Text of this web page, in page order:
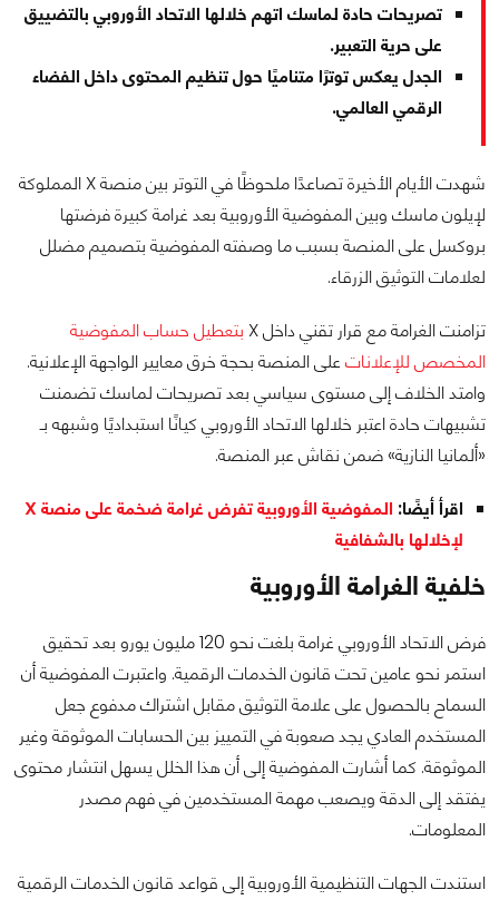
تصريحات حادة لماسك اتهم خلالها الاتحاد الأوروبي بالتضييق
على حرية التعبير.
الجدل يعكس توترًا متناميًا حول تنظيم المحتوى داخل الفضاء
الرقمي العالمي.
شهدت الأيام الأخيرة تصاعدًا ملحوظًا في التوتر بين منصة X المملوكة
لإيلون ماسك وبين المفوضية الأوروبية بعد غرامة كبيرة فرضتها
بروكسل على المنصة بسبب ما وصفته المفوضية بتصميم مضلل
لعلامات التوثيق الزرقاء.
تزامنت الغرامة مع قرار تقني داخل X
بتعطيل حساب المفوضية
المخصص للإعلاناتعلى المنصة بحجة خرق معايير الواجهة الإعلانية.
وامتد الخلاف إلى مستوى سياسي بعد تصريحات لماسك تضمنت
تشبيهات حادة اعتبر خلالها الاتحاد الأوروبي كيانًا استبداديًا وشبهه بـ
«ألمانيا النازية» ضمن نقاش عبر المنصة.
اقرأ أيضًا:
المفوضية الأوروبية تفرض غرامة ضخمة على منصة X
لإخلالها بالشفافية
خلفية الغرامة الأوروبية
فرض الاتحاد الأوروبي غرامة بلغت نحو 120 مليون يورو بعد تحقيق
استمر نحو عامين تحت قانون الخدمات الرقمية. واعتبرت المفوضية أن
السماح بالحصول على علامة التوثيق مقابل اشتراك مدفوع جعل
المستخدم العادي يجد صعوبة في التمييز بين الحسابات الموثوقة وغير
الموثوقة. كما أشارت المفوضية إلى أن هذا الخلل يسهل انتشار محتوى
يفتقد إلى الدقة ويصعب مهمة المستخدمين في فهم مصدر
المعلومات.
استندت الجهات التنظيمية الأوروبية إلى قواعد قانون الخدمات الرقمية